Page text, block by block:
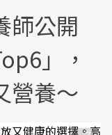
師公開
」，
營養～